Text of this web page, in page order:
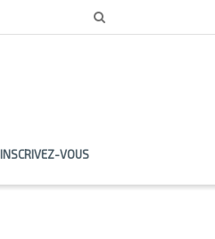
INSCRIVEZ-VOUS